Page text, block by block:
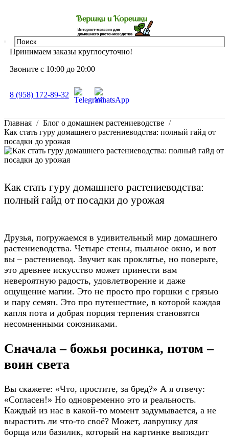
Принимаем заказы круглосуточно!
Звоните с 10:00 до 20:00
8 (958) 172-89-32
Главная
Блог о домашнем растениеводстве
Как стать гуру домашнего растениеводства: полный гайд от
посадки до урожая
Как стать гуру домашнего растениеводства:
полный гайд от посадки до урожая
Друзья, погружаемся в удивительный мир домашнего
растениеводства. Четыре стены, пыльное окно, и вот
вы – растениевод. Звучит как проклятье, но поверьте,
это древнее искусство может принести вам
невероятную радость, удовлетворение и даже
ощущение магии. Это не просто про горшки с грязью
и пару семян. Это про путешествие, в которой каждая
капля пота и добрая порция терпения становятся
несомненными союзниками.
Сначала – божья росинка, потом –
воин света
Вы скажете: «Что, простите, за бред?» А я отвечу:
«Согласен!» Но одновременно это и реальность.
Каждый из нас в какой-то момент задумывается, а не
вырастить ли что-то своё? Может, лаврушку для
борща или базилик, который на картинке выглядит